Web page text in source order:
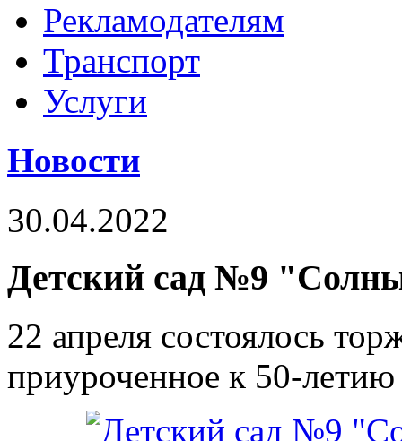
Рекламодателям
Транспорт
Услуги
Новости
30.04.2022
Детский сад №9
22 апреля состоялось
приуроченное к 50-